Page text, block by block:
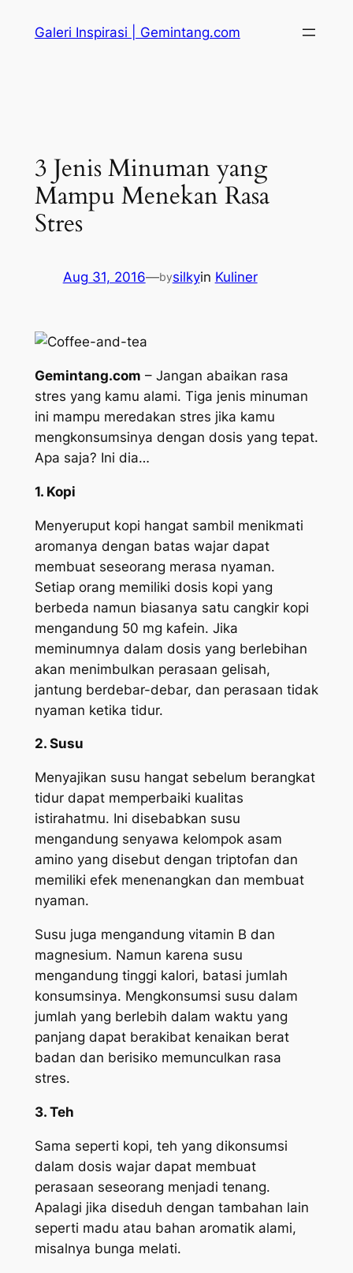
Galeri Inspirasi | Gemintang.com
3 Jenis Minuman yang
Mampu Menekan Rasa
Stres
Aug 31, 2016—bysilkyin Kuliner
Gemintang.com – Jangan abaikan rasa
stres yang kamu alami. Tiga jenis minuman
ini mampu meredakan stres jika kamu
mengkonsumsinya dengan dosis yang tepat.
Apa saja? Ini dia…
1. Kopi
Menyeruput kopi hangat sambil menikmati
aromanya dengan batas wajar dapat
membuat seseorang merasa nyaman.
Setiap orang memiliki dosis kopi yang
berbeda namun biasanya satu cangkir kopi
mengandung 50 mg kafein. Jika
meminumnya dalam dosis yang berlebihan
akan menimbulkan perasaan gelisah,
jantung berdebar-debar, dan perasaan tidak
nyaman ketika tidur.
2. Susu
Menyajikan susu hangat sebelum berangkat
tidur dapat memperbaiki kualitas
istirahatmu. Ini disebabkan susu
mengandung senyawa kelompok asam
amino yang disebut dengan triptofan dan
memiliki efek menenangkan dan membuat
nyaman.
Susu juga mengandung vitamin B dan
magnesium. Namun karena susu
mengandung tinggi kalori, batasi jumlah
konsumsinya. Mengkonsumsi susu dalam
jumlah yang berlebih dalam waktu yang
panjang dapat berakibat kenaikan berat
badan dan berisiko memunculkan rasa
stres.
3. Teh
Sama seperti kopi, teh yang dikonsumsi
dalam dosis wajar dapat membuat
perasaan seseorang menjadi tenang.
Apalagi jika diseduh dengan tambahan lain
seperti madu atau bahan aromatik alami,
misalnya bunga melati.